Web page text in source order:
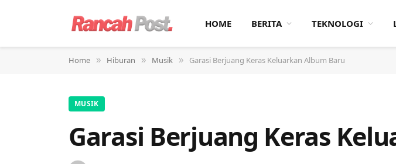
HOME BERITA TEKNOLOGI
Home » Hiburan » Musik » Garasi Berjuang Keras Keluarkan Album Baru
MUSIK
Garasi Berjuang Keras